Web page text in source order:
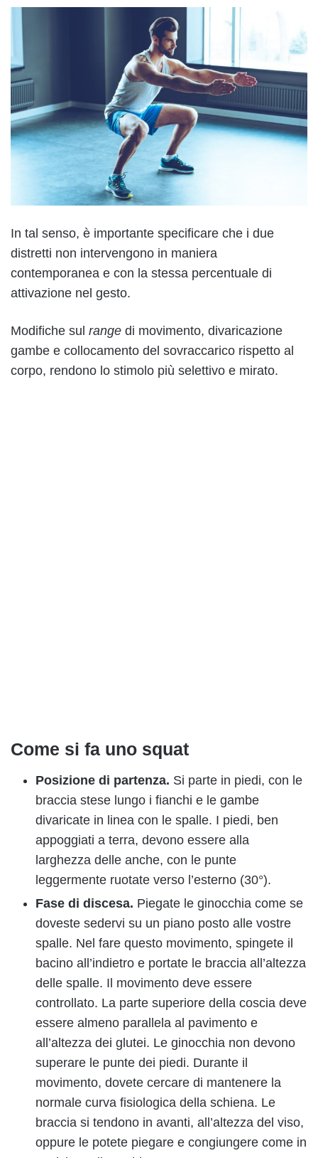
In tal senso, è importante specificare che i due
distretti non intervengono in maniera
contemporanea e con la stessa percentuale di
attivazione nel gesto.
Modifiche sul range di movimento, divaricazione
gambe e collocamento del sovraccarico rispetto al
corpo, rendono lo stimolo più selettivo e mirato.
Come si fa uno squat
Posizione di partenza. Si parte in piedi, con le
braccia stese lungo i fianchi e le gambe
divaricate in linea con le spalle. I piedi, ben
appoggiati a terra, devono essere alla
larghezza delle anche, con le punte
leggermente ruotate verso l’esterno (30°).
Fase di discesa. Piegate le ginocchia come se
doveste sedervi su un piano posto alle vostre
spalle. Nel fare questo movimento, spingete il
bacino all’indietro e portate le braccia all’altezza
delle spalle. Il movimento deve essere
controllato. La parte superiore della coscia deve
essere almeno parallela al pavimento e
all’altezza dei glutei. Le ginocchia non devono
superare le punte dei piedi. Durante il
movimento, dovete cercare di mantenere la
normale curva fisiologica della schiena. Le
braccia si tendono in avanti, all’altezza del viso,
oppure le potete piegare e congiungere come in